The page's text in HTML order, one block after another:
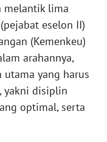
melantik lima
eselon II)
(Kemenkeu)
arahannya,
utama yang harus
yakni disiplin
optimal, serta